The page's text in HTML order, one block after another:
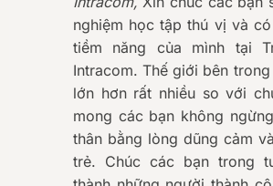
Intracom. Thế giới bên
lớn hơn rất nhiều so với
mong các bạn không
thân bằng lòng dũng cảm
trẻ. Chúc các bạn trong
thành những người thành
vị tha, Trí tuệ sáng suốt và
hiến cho xã hội.